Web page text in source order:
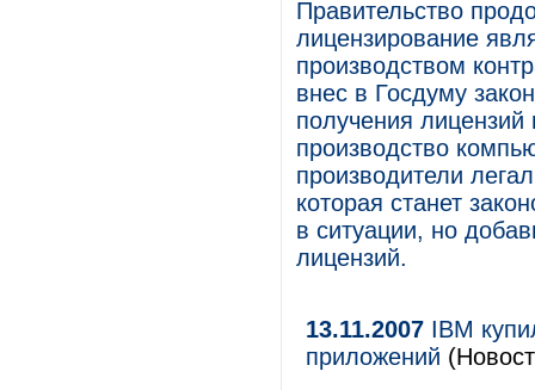
Правительство
лицензирование
производством
внес в Госдуму
получения лицензий
производство
производители
которая станет
в ситуации, но
лицензий.
13.11.2007 IBM
приложений